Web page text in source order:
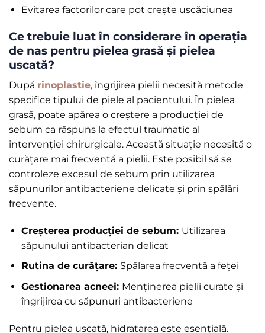
Evitarea factorilor care pot crește uscăciunea
Ce trebuie luat în considerare în operația
de nas pentru pielea grasă și pielea
uscată?
După rinoplastie, îngrijirea pielii necesită metode
specifice tipului de piele al pacientului. În pielea
grasă, poate apărea o creștere a producției de
sebum ca răspuns la efectul traumatic al
intervenției chirurgicale. Această situație necesită o
curățare mai frecventă a pielii. Este posibil să se
controleze excesul de sebum prin utilizarea
săpunurilor antibacteriene delicate și prin spălări
frecvente.
Creșterea producției de sebum: Utilizarea
săpunului antibacterian delicat
Rutina de curățare: Spălarea frecventă a feței
Gestionarea acneei: Menținerea pielii curate și
îngrijirea cu săpunuri antibacteriene
Pentru pielea uscată, hidratarea este esențială.